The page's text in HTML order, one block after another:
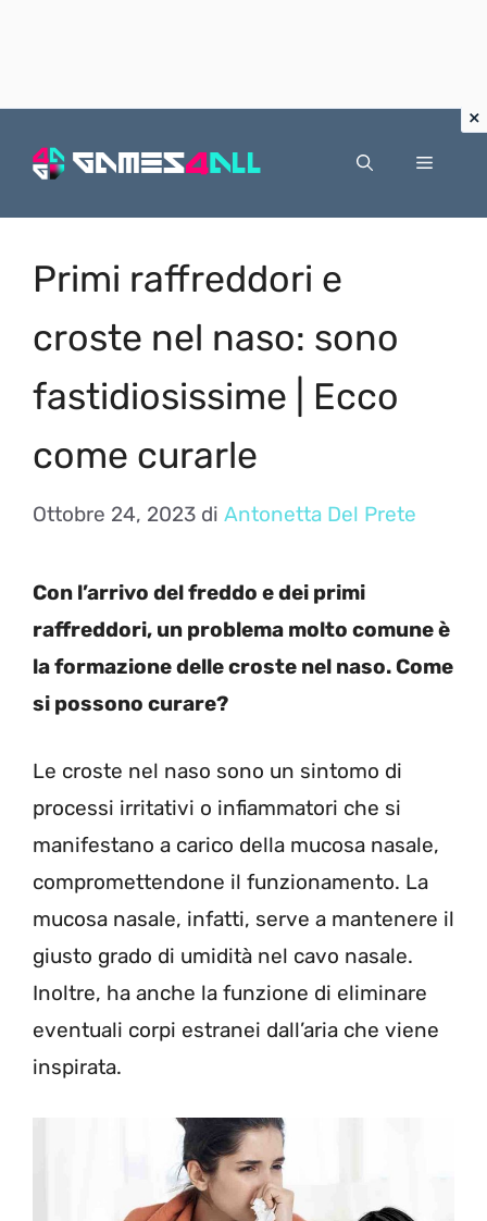
Menu
Primi raffreddori e
croste nel naso: sono
fastidiosissime | Ecco
come curarle
Ottobre 24, 2023 di Antonetta Del Prete
Con l’arrivo del freddo e dei primi
raffreddori, un problema molto comune è
la formazione delle croste nel naso. Come
si possono curare?
Le croste nel naso sono un sintomo di
processi irritativi o infiammatori che si
manifestano a carico della mucosa nasale,
compromettendone il funzionamento. La
mucosa nasale, infatti, serve a mantenere il
giusto grado di umidità nel cavo nasale.
Inoltre, ha anche la funzione di eliminare
eventuali corpi estranei dall’aria che viene
inspirata.